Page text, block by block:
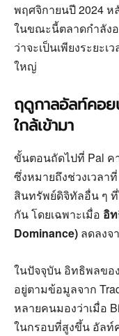
พฤศจิกายนปี 2024
ในขณะนี้ตลาดกำลังอ
ว่าจะเป็นเพียงระยะ
ใหญ่
ฤดูกาลอัลท์คอ
ใกล้เข้ามา
ขั้นตอนถัดไปที่ Pal ค
ซึ่งหมายถึงช่วงเวลาที่
สินทรัพย์ดิจิทัลอื่น ๆ
กัน โดยเฉพาะเมื่อ อิ
Dominance) ลดลงจ
ในปัจจุบัน อิทธิพลขอ
อยู่ตามข้อมูลจาก
หลายคนมองว่าเมื่อ
ในกรอบที่สูงขึ้น อัลท์